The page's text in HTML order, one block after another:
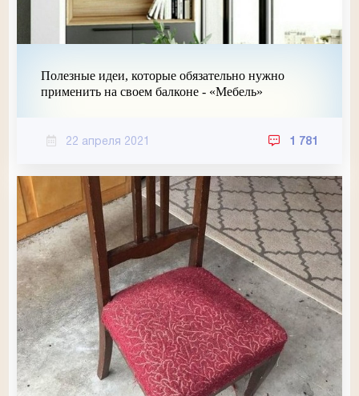
Полезные идеи, которые обязательно нужно
применить на своем балконе - «Мебель»
22 апреля 2021 1 781